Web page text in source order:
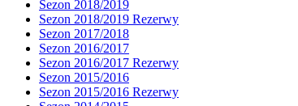
Sezon 2018/2019
Sezon 2018/2019 Rezerwy
Sezon 2017/2018
Sezon 2016/2017
Sezon 2016/2017 Rezerwy
Sezon 2015/2016
Sezon 2015/2016 Rezerwy